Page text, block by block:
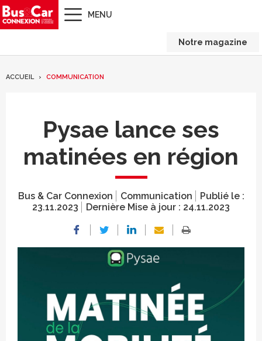
MENU
Notre magazine
ACCUEIL COMMUNICATION
Pysae lance ses
matinées en région
Bus & Car Connexion Communication
Publié le :
23.11.2023
Dernière Mise à jour : 24.11.2023